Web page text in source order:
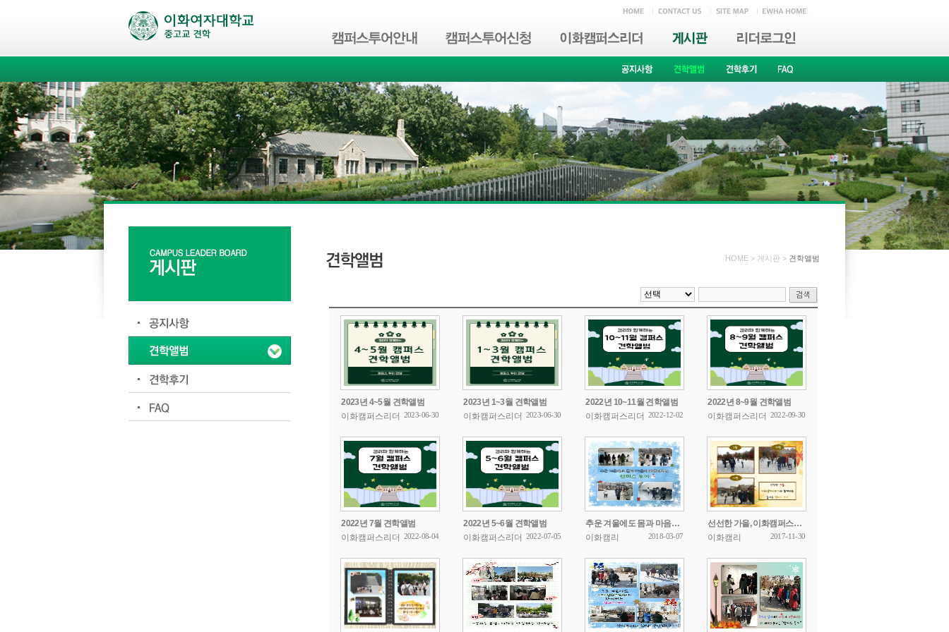
HOME > 게시판 > 견학앨범
2023년 4~5월 견학앨범
이화캠퍼스리더
2023-06-30
2023년 1~3월 견학앨범
이화캠퍼스리더
2023-06-30
2022년 10~11월 견학앨범
이화캠퍼스리더
2022-12-02
2022년 8~9월 견학앨범
이화캠퍼스리더
2022-09-30
2022년 7월 견학앨범
이화캠퍼스리더
2022-08-04
2022년 5~6월 견학앨범
이화캠퍼스리더
2022-07-05
추운 겨울에도 몸과 마음이 따듯해지는 캠퍼스 투어
이화캠리
2018-03-07
선선한 가을, 이화캠퍼스리더와 함께하는 즐거운 캠퍼스 투어
이화캠리
2017-11-30